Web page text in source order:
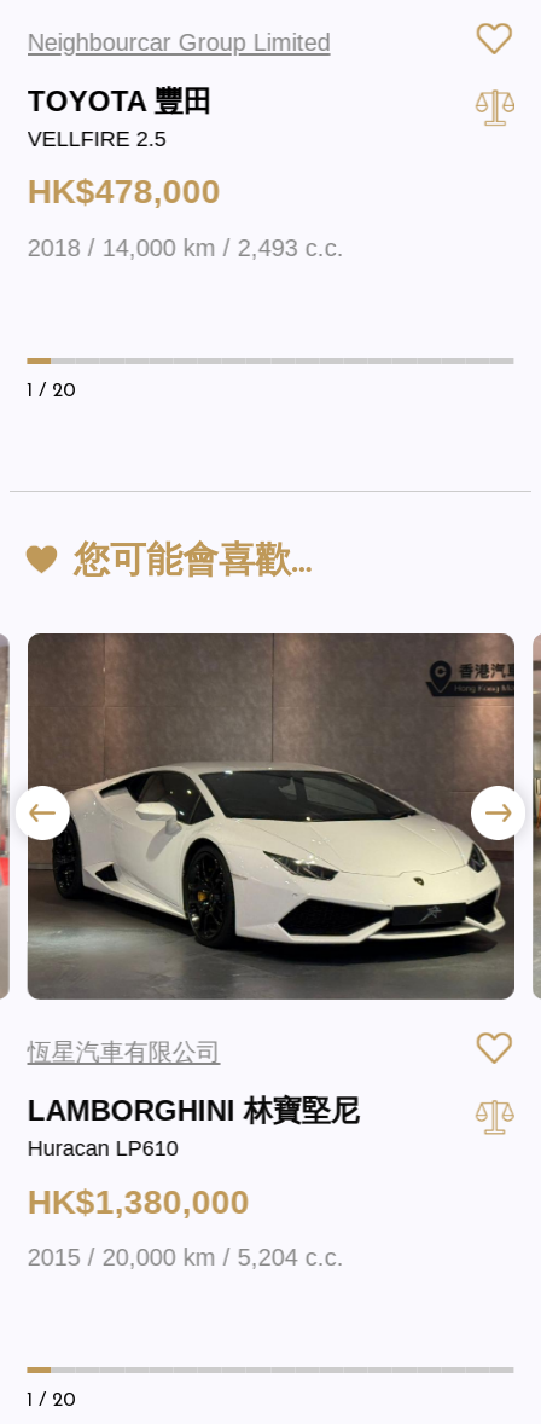
Neighbourcar Group Limited
TOYOTA 豐田
VELLFIRE 2.5
HK$478,000
2018 / 14,000 km / 2,493 c.c.
1 / 20
您可能會喜歡…
恆星汽車有限公司
LAMBORGHINI 林寶堅尼
Huracan LP610
HK$1,380,000
2015 / 20,000 km / 5,204 c.c.
1 / 20